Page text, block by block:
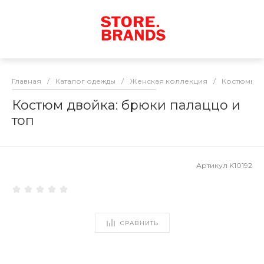
Главная / Каталог одежды / Женская коллекция / Костюмы
Костюм двойка: брюки палаццо и
топ
Артикул K10192
СРАВНИТЬ